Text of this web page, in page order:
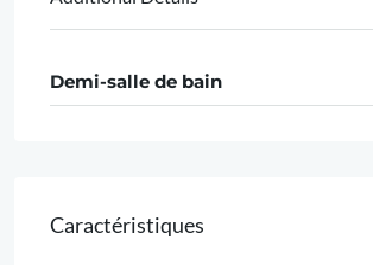
Demi-salle de bain
Caractéristiques